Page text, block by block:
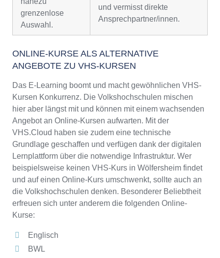
grenzenlose
Auswahl.
und vermisst direkte
Ansprechpartner/innen.
ONLINE-KURSE ALS ALTERNATIVE
ANGEBOTE ZU VHS-KURSEN
Das E-Learning boomt und macht gewöhnlichen VHS-
Kursen Konkurrenz. Die Volkshochschulen mischen
hier aber längst mit und können mit einem wachsenden
Angebot an Online-Kursen aufwarten. Mit der
VHS.Cloud haben sie zudem eine technische
Grundlage geschaffen und verfügen dank der digitalen
Lernplattform über die notwendige Infrastruktur. Wer
beispielsweise keinen VHS-Kurs in Wölfersheim findet
und auf einen Online-Kurs umschwenkt, sollte auch an
die Volkshochschulen denken. Besonderer Beliebtheit
erfreuen sich unter anderem die folgenden Online-
Kurse:
Englisch
BWL